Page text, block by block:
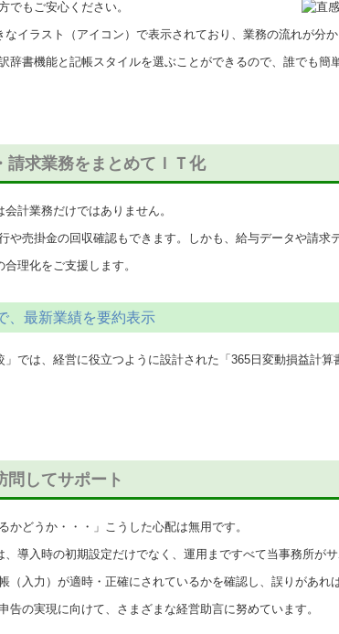
でもご安心ください。
イラスト（アイコン）で表示されており、業務の流れが分か
辞書機能と記帳スタイルを選ぶことができるので、誰でも簡
請求業務をまとめてＩＴ化
計業務だけではありません。
や売掛金の回収確認もできます。しかも、給与データや請求
理化をご支援します。
、最新業績を要約表示
」では、経営に役立つように設計された「365日変動損益計算
問してサポート
かどうか・・・」こうした心配は無用です。
導入時の初期設定だけでなく、運用まですべて当事務所がサ
（入力）が適時・正確にされているかを確認し、誤りがあれ
告の実現に向けて、さまざまな経営助言に努めています。